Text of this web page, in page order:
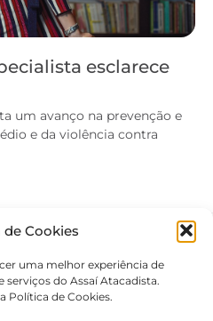
Cookies
uma melhor experiência de
do Assaí Atacadista.
Política de Cookies.
esclarece
um avanço na prevenção e
e da violência contra